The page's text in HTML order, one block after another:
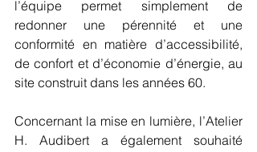
l’équipe permet simplement de
redonner une pérennité et une
conformité en matière d’accessibilité,
de confort et d’économie d’énergie, au
site construit dans les années 60.
Concernant la mise en lumière, l’Atelier
H. Audibert a également souhaité